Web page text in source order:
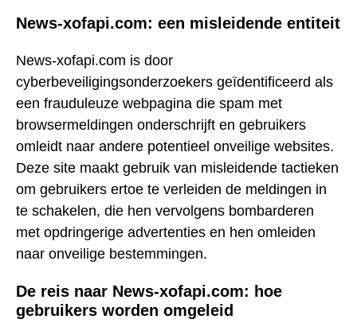
News-xofapi.com: een misleidende entiteit
News-xofapi.com is door
cyberbeveiligingsonderzoekers geïdentificeerd als
een frauduleuze webpagina die spam met
browsermeldingen onderschrijft en gebruikers
omleidt naar andere potentieel onveilige websites.
Deze site maakt gebruik van misleidende tactieken
om gebruikers ertoe te verleiden de meldingen in
te schakelen, die hen vervolgens bombarderen
met opdringerige advertenties en hen omleiden
naar onveilige bestemmingen.
De reis naar News-xofapi.com: hoe
gebruikers worden omgeleid